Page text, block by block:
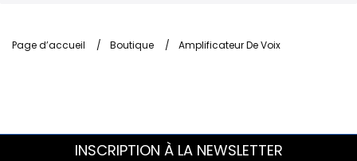
Page d’accueil / Boutique / Amplificateur De Voix
INSCRIPTION À LA NEWSLETTER